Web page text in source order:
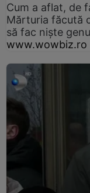
Cum a aflat, de
Mărturia făcută
să fac niște
www.wowbiz.ro